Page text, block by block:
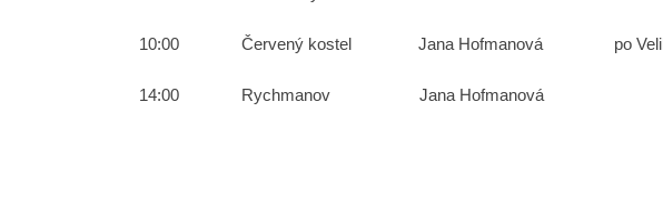
10:00 Červený kostel Jana Hofmanová po
14:00 Rychmanov Jana Hofmanová